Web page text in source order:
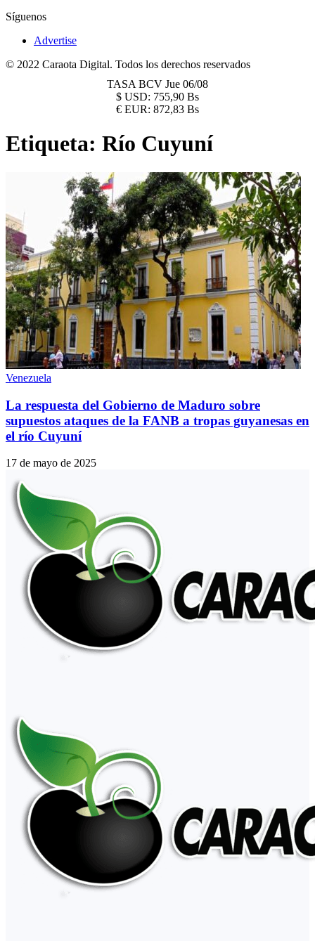
Síguenos
Advertise
© 2022 Caraota Digital. Todos los derechos reservados
TASA BCV Jue 06/08
$ USD: 755,90 Bs
€ EUR: 872,83 Bs
Etiqueta: Río Cuyuní
Venezuela
La respuesta del Gobierno de Maduro sobre
supuestos ataques de la FANB a tropas guyanesas en
el río Cuyuní
17 de mayo de 2025